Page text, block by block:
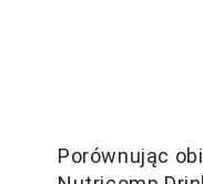
Porównując